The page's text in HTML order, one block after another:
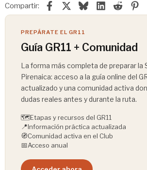
Compartir: FacebookBlueskyLinkedIn
Reddit
PREPÁRATE EL GR11
Guía GR11 + Comunidad
La forma más completa de preparar la
Pirenaica: acceso a la guía online del
actualizado y una comunidad activa
dudas reales antes y durante la ruta.
🗺️Etapas y recursos del GR11
📍Información práctica actualizada
🧭Comunidad activa en el Club
📅Acceso anual